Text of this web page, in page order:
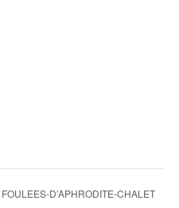
FOULEES-D’APHRODITE-CHALET